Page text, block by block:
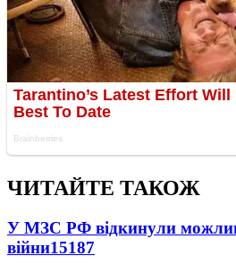
ЧИТАЙТЕ ТАКОЖ
У МЗС РФ відкинули
війни15187